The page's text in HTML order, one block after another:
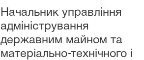
Начальник управління
адміністрування
державним майном та
матеріально-технічного і